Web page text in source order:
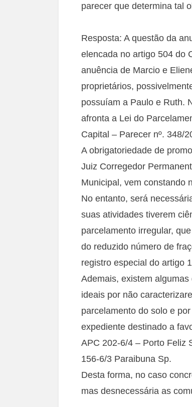
parecer que determina tal
Resposta: A questão da
elencada no artigo 504 do
anuência de Marcio e
proprietários,
possuíam a Paulo e Ruth.
afronta a Lei do
Capital – Parecer nº. 348/
A obrigatoriedade de
Juiz Corregedor
Municipal, vem constando
No entanto, será
suas atividades tiverem
parcelamento irregular,
do reduzido número de
registro especial do artigo
Ademais, existem
ideais por não
parcelamento do solo e
expediente destinado a
APC 202-6/4 – Porto Feliz
156-6/3 Paraibuna Sp.
Desta forma, no caso
mas desnecessária as